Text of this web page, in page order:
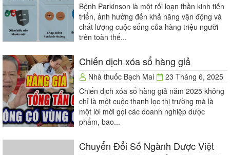
Bệnh Parkinson là một rối loạn thần kinh tiến
triển, ảnh hưởng đến khả năng vận động và
chất lượng cuộc sống của hàng triệu người
trên toàn thế...
Chiến dịch xóa sổ hàng giả
Nhà thuốc Bạch Mai
23 Tháng 6, 2025
Chiến dịch xóa sổ hàng giả năm 2025 không
chỉ là một cuộc thanh lọc thị trường mà là
một lời mời gọi các doanh nghiệp dược
phẩm, bao...
Chuyển Đổi Số Ngành Dược Việt